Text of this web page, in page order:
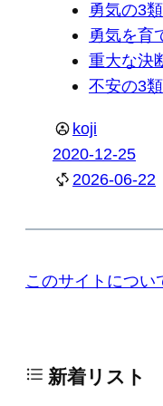
勇気の3
勇気を育
重大な決
不安の3
koji
2020-12-25
2026-06-22
このサイトについ
新着リスト